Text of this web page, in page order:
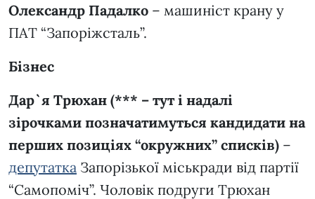
Олександр Падалко – машиніст крану у
ПАТ “Запоріжсталь”.
Бізнес
Дар`я Трюхан (*** – тут і надалі
зірочками позначатимуться кандидати на
перших позиціях “окружних” списків) –
депутатка Запорізької міськради від партії
“Самопоміч”. Чоловік подруги Трюхан